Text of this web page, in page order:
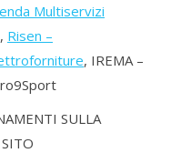
Multiservizi
, Risen –
, IREMA –
SULLA